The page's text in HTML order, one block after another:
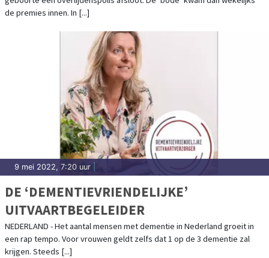
de premies innen. In [...]
9 mei 2022, 7:20 uur
DE ‘DEMENTIEVRIENDELIJKE’
UITVAARTBEGELEIDER
NEDERLAND - Het aantal mensen met dementie in Nederland groeit in
een rap tempo. Voor vrouwen geldt zelfs dat 1 op de 3 dementie zal
krijgen. Steeds [...]